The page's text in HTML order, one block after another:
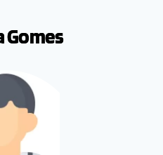
Gomes